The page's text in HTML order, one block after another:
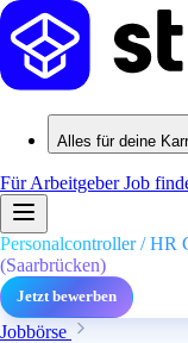
Alles für deine
Für ArbeitgeberJob
Personalcontroller / HR
(Saarbrücken)
Jetzt bewerben
Jobbörse